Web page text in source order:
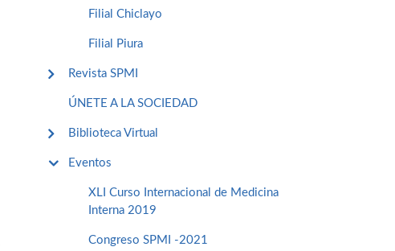
Filial Chiclayo
Filial Piura
Revista SPMI
ÚNETE A LA SOCIEDAD
Biblioteca Virtual
Eventos
XLI Curso Internacional de Medicina
Interna 2019
Congreso SPMI -2021